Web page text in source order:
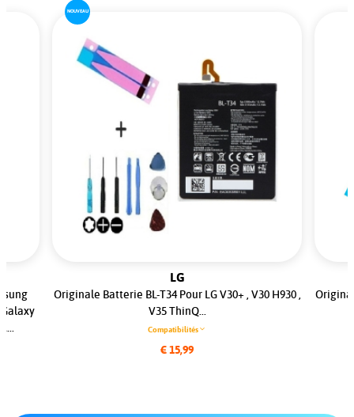
NOUVEAU
LG
Originale Batterie BL-T34 Pour LG V30+ , V30 H930 ,
V35 ThinQ...
Compatibilités
€ 15,99